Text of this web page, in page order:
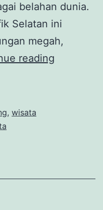
belahan dunia.
Selatan ini
megah,
reading
Memukau
, wisata